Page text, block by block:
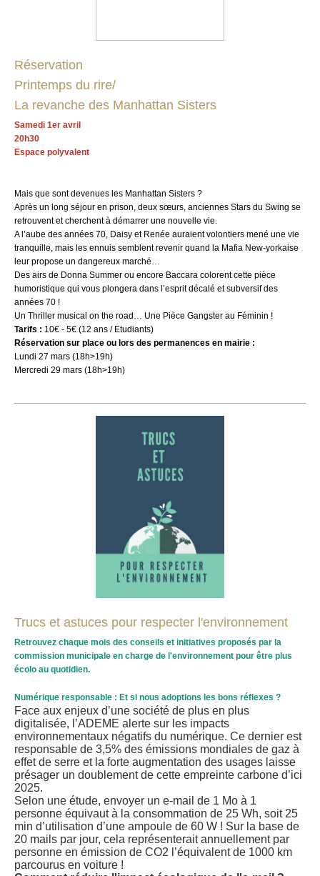
Réservation
Printemps du rire/
La revanche des Manhattan Sisters
Samedi 1er avril
20h30
Espace polyvalent
Mais que sont devenues les Manhattan Sisters ?
Après un long séjour en prison, deux sœurs, anciennes Stars du Swing se
retrouvent et cherchent à démarrer une nouvelle vie.
A l’aube des années 70, Daisy et Renée auraient volontiers mené une vie
tranquille, mais les ennuis semblent revenir quand la Mafia New-yorkaise
leur propose un dangereux marché…
Des airs de Donna Summer ou encore Baccara colorent cette pièce
humoristique qui vous plongera dans l’esprit décalé et subversif des
années 70 !
Un Thriller musical on the road… Une Pièce Gangster au Féminin !
Tarifs : 10€ - 5€ (12 ans / Etudiants)
Réservation sur place ou lors des permanences en mairie :
Lundi 27 mars (18h>19h)
Mercredi 29 mars (18h>19h)
Trucs et astuces pour respecter l'environnement
Retrouvez chaque mois des conseils et initiatives proposés par la
commission municipale en charge de l'environnement pour être plus
écolo au quotidien.
Numérique responsable : Et si nous adoptions les bons réflexes ?
Face aux enjeux d’une société de plus en plus
digitalisée, l’ADEME alerte sur les impacts
environnementaux négatifs du numérique. Ce dernier est
responsable de 3,5% des émissions mondiales de gaz à
effet de serre et la forte augmentation des usages laisse
présager un doublement de cette empreinte carbone d’ici
2025.
Selon une étude, envoyer un e-mail de 1 Mo à 1
personne équivaut à la consommation de 25 Wh, soit 25
min d’utilisation d’une ampoule de 60 W ! Sur la base de
20 mails par jour, cela représenterait annuellement par
personne en émission de CO2 l’équivalent de 1000 km
parcourus en voiture !